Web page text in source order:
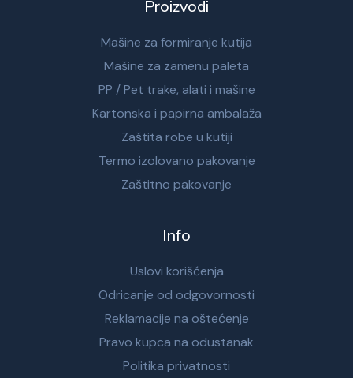
Proizvodi
Mašine za formiranje kutija
Mašine za zamenu paleta
PP / Pet trake, alati i mašine
Kartonska i papirna ambalaža
Zaštita robe u kutiji
Termo izolovano pakovanje
Zaštitno pakovanje
Info
Uslovi korišćenja
Odricanje od odgovornosti
Reklamacije na oštećenje
Pravo kupca na odustanak
Politika privatnosti